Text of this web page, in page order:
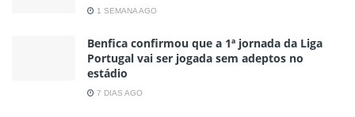
1 SEMANA AGO
Benfica confirmou que a 1ª jornada da Liga
Portugal vai ser jogada sem adeptos no
estádio
7 DIAS AGO